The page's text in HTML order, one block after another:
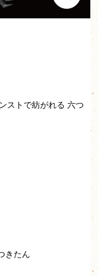
ストで紡がれる 六つ
きたん